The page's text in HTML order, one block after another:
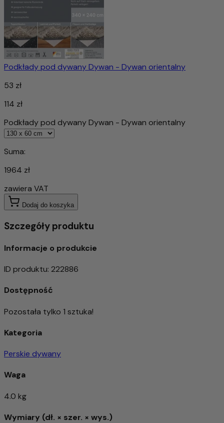
Podkłady pod dywany Dywan - Dywan orientalny
53 zł
114 zł
Podkłady pod dywany Dywan - Dywan orientalny
Suma:
1964 zł
zawiera VAT
Dodaj do koszyka
Szczegóły produktu
Informacje o produkcie
ID produktu: 222886
Dostępność
Pozostała tylko 1 sztuka!
Kategoria
Perskie dywany
Waga
4.0 kg
Wymiary (dł. × szer. × wys.)